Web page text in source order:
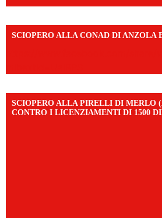
SCIOPERO ALLA CONAD DI ANZOLA
SCIOPERO ALLA PIRELLI DI MERLO
CONTRO I LICENZIAMENTI DI 1500